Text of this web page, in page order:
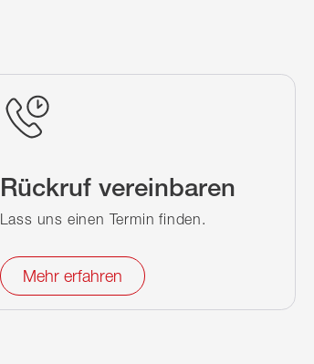
Rückruf vereinbaren
Lass uns einen Termin finden.
Mehr erfahren